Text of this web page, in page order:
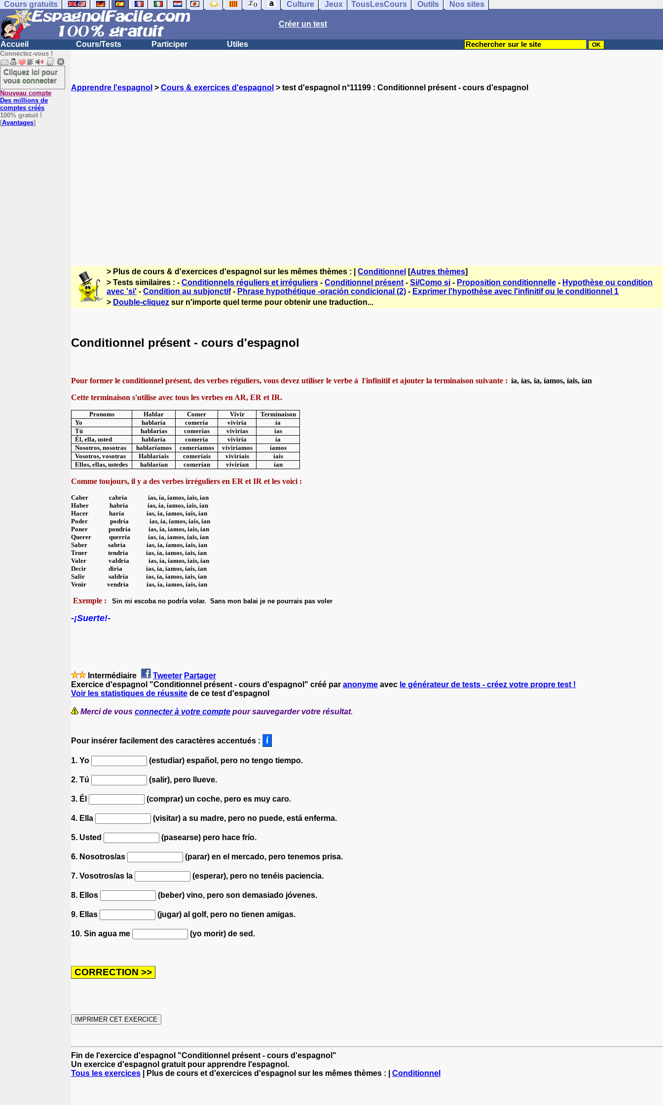
Cours gratuits Culture Jeux TousLesCours Outils Nos sites
Créer un test
Accueil Cours/Tests Participer Utiles
Connectez-vous !
Cliquez ici pour
vous connecter
Nouveau compte
Des millions de
comptes créés
100% gratuit !
[Avantages]
Apprendre l'espagnol > Cours & exercices d'espagnol > test d'espagnol n°11199 : Conditionnel présent - cours d'espagnol
> Plus de cours & d'exercices d'espagnol sur les mêmes thèmes : | Conditionnel [Autres thèmes]
> Tests similaires : - Conditionnels réguliers et irréguliers - Conditionnel présent - Si/Como si - Proposition conditionnelle - Hypothèse ou condition
avec 'si' - Condition au subjonctif- Phrase hypothétique -oración condicional (2) - Exprimer l'hypothèse avec l'infinitif ou le conditionnel 1
> Double-cliquez sur n'importe quel terme pour obtenir une traduction...
Conditionnel présent - cours d'espagnol
Pour former le conditionnel présent, des verbes réguliers, vous devez utiliser le verbe à l'infinitif et ajouter la terminaison suivante : ía, ías, ía, íamos, íais, ían
Cette terminaison s'utilise avec tous les verbes en AR, ER et IR.
Pronoms Hablar Comer Vivir
Terminaison
Yo
hablaría comería viviría
ía
Tú
hablarías comerías vivirías
ías
Él, ella, usted
hablaría comería viviría
ía
Nosotros, nosotras
hablaríamos comeríamos viviríamos
íamos
Vosotros, vosotras
Hablaríais comeríais viviríais
íais
Ellos, ellas, ustedes
hablarían comerían vivirían ían
Comme toujours, il y a des verbes irréguliers en ER et IR et les voici :
Caber cabría
ías, ía, íamos, íais, ían
Haber
habría
ías, ía, íamos, íais, ían
Hacer
haría
ías, ía, íamos, íais, ían
Poder
podría
ías, ía, íamos, íais, ían
Poner
pondría
ías, ía, íamos, íais, ían
Querer
querría
ías, ía, íamos, íais, ían
Saber sabría
ías, ía, íamos, íais, ían
Tener
tendría
ías, ía, íamos, íais, ían
Valer
valdría
ías, ía, íamos, íais, ían
Decir
diría
ías, ía, íamos, íais, ían
Salir
saldría
ías, ía, íamos, íais, ían
Venir
vendría ías, ía, íamos, íais, ían
Exemple : Sin mi escoba no podría volar. Sans mon balai je ne pourrais pas voler
-¡Suerte!-
Intermédiaire Tweeter Partager
Exercice d'espagnol "Conditionnel présent - cours d'espagnol" créé par anonyme avec le générateur de tests - créez votre propre test !
Voir les statistiques de réussite de ce test d'espagnol
Merci de vous connecter à votre compte pour sauvegarder votre résultat.
Pour insérer facilement des caractères accentués :
1. Yo (estudiar) español, pero no tengo tiempo.
2. Tú (salir), pero llueve.
3. Él (comprar) un coche, pero es muy caro.
4. Ella (visitar) a su madre, pero no puede, está enferma.
5. Usted (pasearse) pero hace frío.
6. Nosotros/as (parar) en el mercado, pero tenemos prisa.
7. Vosotros/as la (esperar), pero no tenéis paciencia.
8. Ellos (beber) vino, pero son demasiado jóvenes.
9. Ellas (jugar) al golf, pero no tienen amigas.
10. Sin agua me (yo morir) de sed.
Fin de l'exercice d'espagnol "Conditionnel présent - cours d'espagnol"
Un exercice d'espagnol gratuit pour apprendre l'espagnol.
Tous les exercices | Plus de cours et d'exercices d'espagnol sur les mêmes thèmes : | Conditionnel